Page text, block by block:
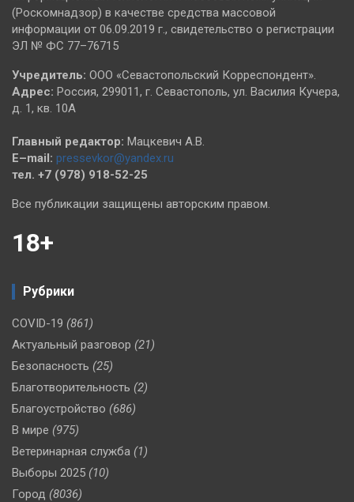
(Роскомнадзор) в качестве средства массовой
информации от 06.09.2019 г., свидетельство о регистрации
ЭЛ № ФС 77–76715
Учредитель: ООО «Севастопольский Корреспондент».
Адрес: Россия, 299011, г. Севастополь, ул. Василия Кучера,
д. 1, кв. 10А
Главный редактор: Мацкевич А.В.
E–mail: pressevkor@yandex.ru
тел. +7 (978) 918-52-25
Все публикации защищены авторским правом.
18+
Рубрики
COVID-19 (861)
Актуальный разговор (21)
Безопасность (25)
Благотворительность (2)
Благоустройство (686)
В мире (975)
Ветеринарная служба (1)
Выборы 2025 (10)
Город (8036)